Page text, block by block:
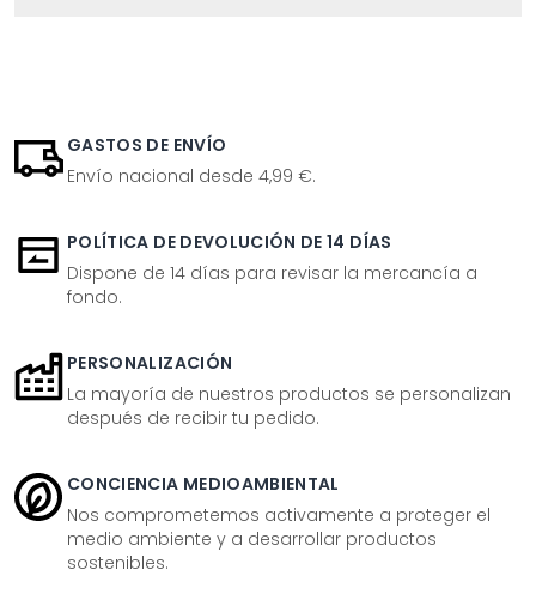
GASTOS DE ENVÍO
Envío nacional desde 4,99 €.
POLÍTICA DE DEVOLUCIÓN DE 14 DÍAS
Dispone de 14 días para revisar la mercancía a
fondo.
PERSONALIZACIÓN
La mayoría de nuestros productos se personalizan
después de recibir tu pedido.
CONCIENCIA MEDIOAMBIENTAL
Nos comprometemos activamente a proteger el
medio ambiente y a desarrollar productos
sostenibles.